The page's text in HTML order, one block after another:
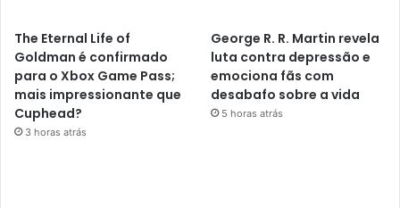
The Eternal Life of
Goldman é confirmado
para o Xbox Game Pass;
mais impressionante que
Cuphead?
3 horas atrás
George R. R. Martin revela
luta contra depressão e
emociona fãs com
desabafo sobre a vida
5 horas atrás